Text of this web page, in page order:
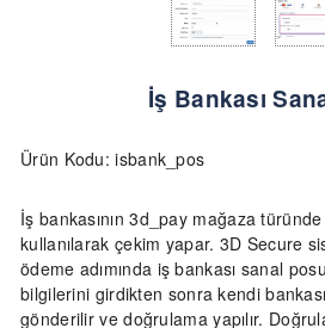
İş Bankası
Ürün Kodu: isbank_pos
İş bankasının 3d_pay mağaza türünde
kullanılarak çekim yapar. 3D Secure
ödeme adımında iş bankası sanal
bilgilerini girdikten sonra kendi
gönderilir ve doğrulama yapılır.